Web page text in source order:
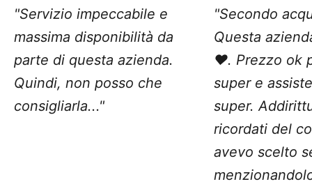
"Servizio impeccabile e
massima disponibilità da
parte di questa azienda.
Quindi, non posso che
consigliarla..."
"Secondo
Questa
❤️. Prezzo ok
super e
super.
ricordati del
avevo scelto